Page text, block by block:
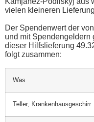
vielen kleineren
Der Spendenwert der
und mit Spendengeldern
dieser Hilfslieferung
folgt zusammen:
Was
Teller, Krankenhausgeschirr